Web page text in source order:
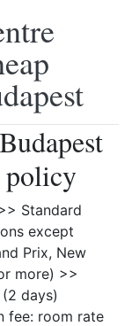
Standard
except
Prix, New
more) >>
days)
fee: room rate